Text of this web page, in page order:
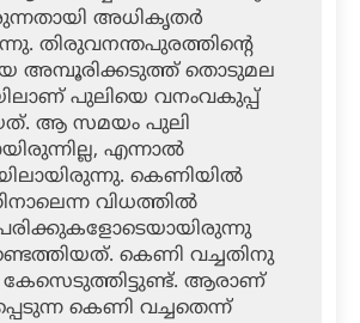
അധികൃതര്‍
തിരുവനന്തപുരത്തിന്റെ
അമ്പൂരിക്കടുത്ത് തൊടുമല
പുലിയെ വനംവകുപ്പ്
ആ സമയം പുലി
എന്നാല്‍
കെണിയില്‍
വിധത്തില്‍
കെണി വച്ചതിനു
കേസെടുത്തിട്ടുണ്ട്. ആരാണ്
കെണി വച്ചതെന്ന്